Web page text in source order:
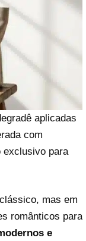
aplicadas
com
exclusivo para
mas em
românticos para
e